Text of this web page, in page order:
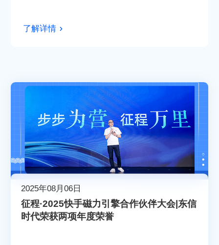
了解详情
2025年08月06日
征程·2025快手磁力引擎合作伙伴大会|东信
时代荣获两项年度荣誉